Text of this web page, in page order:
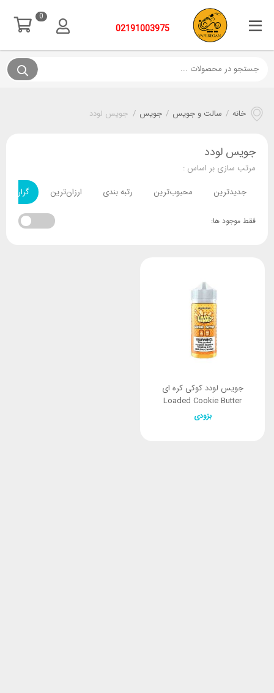
02191003975
0
خانه / سالت و جویس / جویس / جویس لودد
جویس لودد
مرتب سازی بر اساس :
جدیدترین
محبوب‌ترین رتبه بندی ارزان‌ترین
فقط موجود ها:
جویس لودد کوکی کره ای
Loaded Cookie Butter
بزودی